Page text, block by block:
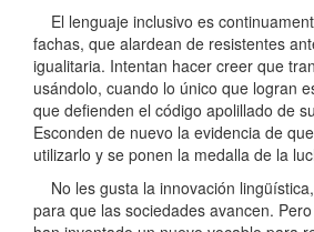
El lenguaje inclusivo es
fachas, que alardean de resistentes
igualitaria. Intentan hacer creer que
usándolo, cuando lo único que logran
que defienden el código apolillado de
Esconden de nuevo la evidencia de
utilizarlo y se ponen la medalla de la
No les gusta la innovación
para que las sociedades avancen.